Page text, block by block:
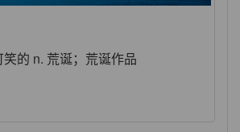
的 n. 荒诞；荒诞作品